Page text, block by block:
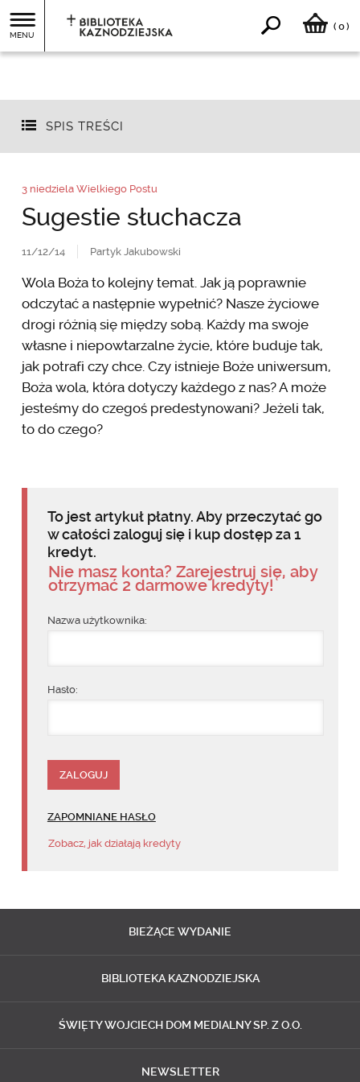
MENU
( 0)
SPIS TREŚCI
3 niedziela Wielkiego Postu
Sugestie słuchacza
11/12/14 Partyk Jakubowski
Wola Boża to kolejny temat. Jak ją poprawnie
odczytać a następnie wypełnić? Nasze życiowe
drogi różnią się między sobą. Każdy ma swoje
własne i niepowtarzalne życie, które buduje tak,
jak potrafi czy chce. Czy istnieje Boże uniwersum,
Boża wola, która dotyczy każdego z nas? A może
jesteśmy do czegoś predestynowani? Jeżeli tak,
to do czego?
To jest artykuł płatny. Aby przeczytać go
w całości zaloguj się i kup dostęp za 1
kredyt.
Nie masz konta? Zarejestruj się, aby
otrzymać 2 darmowe kredyty!
Nazwa użytkownika:
Hasło:
ZAPOMNIANE HASŁO
Zobacz, jak działają kredyty
BIEŻĄCE WYDANIE
BIBLIOTEKA KAZNODZIEJSKA
ŚWIĘTY WOJCIECH DOM MEDIALNY SP. Z O.O.
NEWSLETTER